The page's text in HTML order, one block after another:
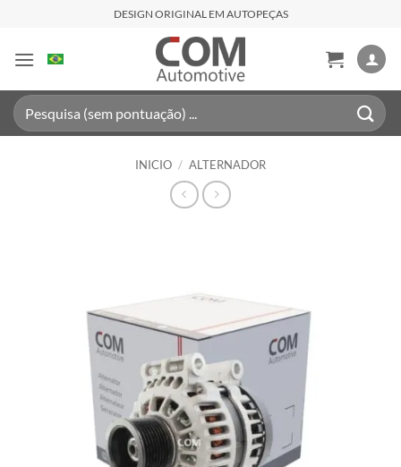
contenido
DESIGN ORIGINAL EM AUTOPEÇAS
Buscar
por:
INICIO / ALTERNADOR